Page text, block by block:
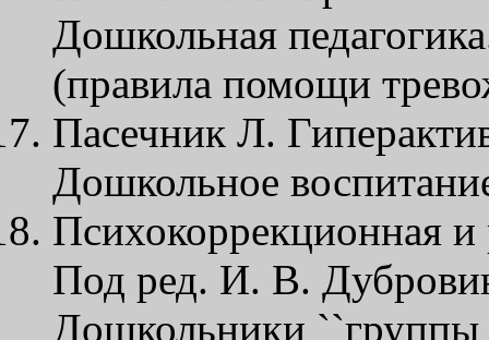
Дошкольная
(правила помощи
Пасечник Л.
Дошкольное
Психокоррекционная
Под ред. И. В.
Дошкольники ``группы